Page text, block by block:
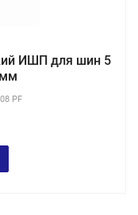
ИШП для шин 5
PF